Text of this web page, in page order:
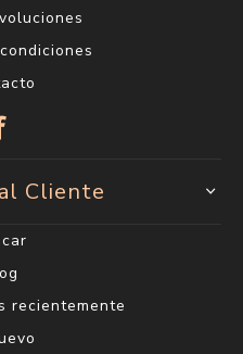
Cliente
recientemente